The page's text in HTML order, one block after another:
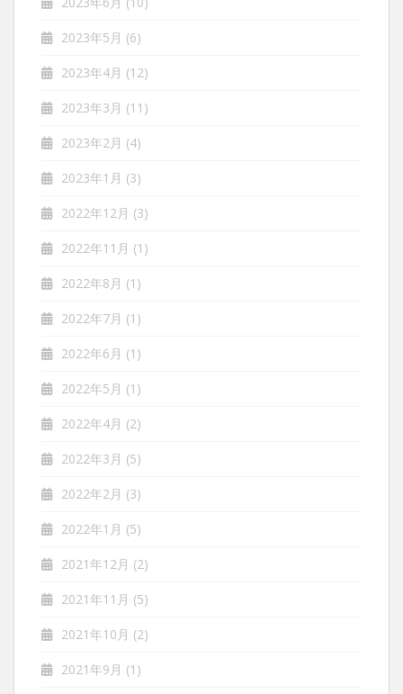
2023年5月 (6)
2023年4月 (12)
2023年3月 (11)
2023年2月 (4)
2023年1月 (3)
2022年12月 (3)
2022年11月 (1)
2022年8月 (1)
2022年7月 (1)
2022年6月 (1)
2022年5月 (1)
2022年4月 (2)
2022年3月 (5)
2022年2月 (3)
2022年1月 (5)
2021年12月 (2)
2021年11月 (5)
2021年10月 (2)
2021年9月 (1)